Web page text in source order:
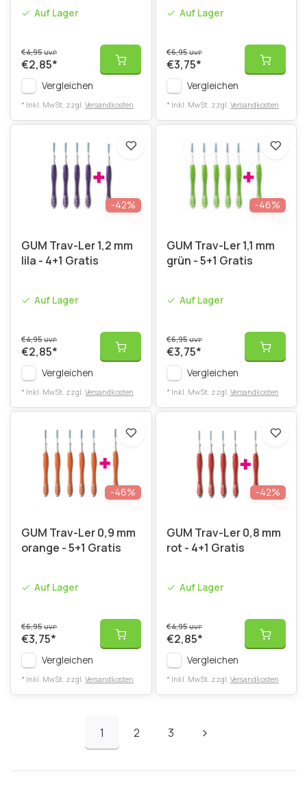
Auf Lager
€4,95UVP
€2,85*
Vergleichen
* Inkl. MwSt. zzgl. Versandkosten
Auf Lager
€6,95UVP
€3,75*
Vergleichen
* Inkl. MwSt. zzgl. Versandkosten
-42%
GUM Trav-Ler 1,2 mm
lila - 4+1 Gratis
Auf Lager
€4,95UVP
€2,85*
Vergleichen
* Inkl. MwSt. zzgl. Versandkosten
-46%
GUM Trav-Ler 1,1 mm
grün - 5+1 Gratis
Auf Lager
€6,95UVP
€3,75*
Vergleichen
* Inkl. MwSt. zzgl. Versandkosten
-46%
GUM Trav-Ler 0,9 mm
orange - 5+1 Gratis
Auf Lager
€6,95UVP
€3,75*
Vergleichen
* Inkl. MwSt. zzgl. Versandkosten
-42%
GUM Trav-Ler 0,8 mm
rot - 4+1 Gratis
Auf Lager
€4,95UVP
€2,85*
Vergleichen
* Inkl. MwSt. zzgl. Versandkosten
1 2 3